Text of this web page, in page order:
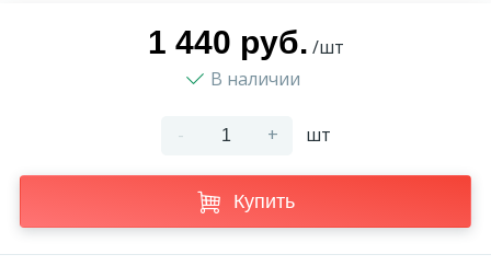
1 440 руб. /шт
В наличии
- + шт
Купить
Сотрудничество